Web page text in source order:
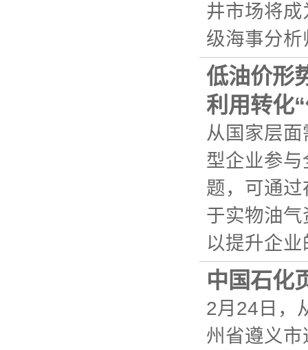
井市场将
级海事分析
低油价形
利用转化
从国家层
型企业参与
题，可通
于实物油
以提升企业
中国石化
2月24日，
州省遵义